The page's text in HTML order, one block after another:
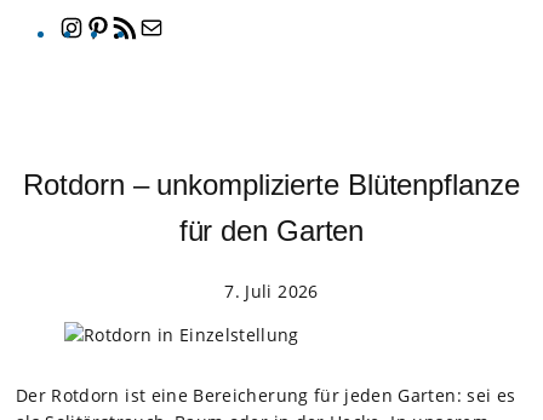
Instagram
Pinterest
RSS-
Rotdorn – unkomplizierte Blütenpflanze
für den Garten
7. Juli 2026
Der Rot­dorn ist eine Berei­che­rung für jeden Gar­ten: sei es